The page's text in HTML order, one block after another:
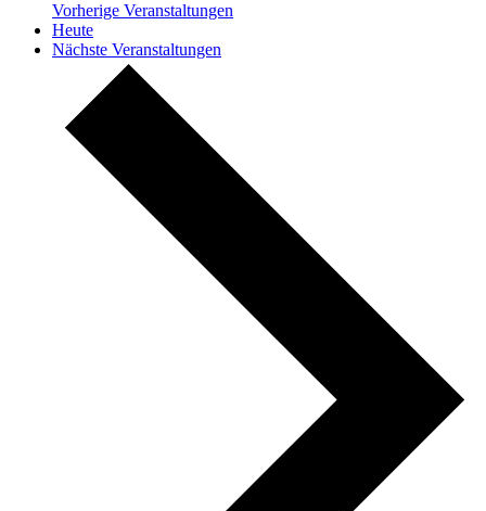
Vorherige Veranstaltungen
Heute
Nächste Veranstaltungen